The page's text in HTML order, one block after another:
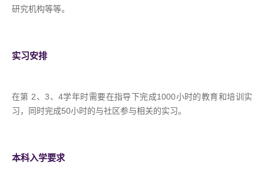
研究机构等等。
实习安排
在第 2、3、4学年时需要在指导下完成1000小时的教育和培训实
习，同时完成50小时的与社区参与相关的实习。
本科入学要求